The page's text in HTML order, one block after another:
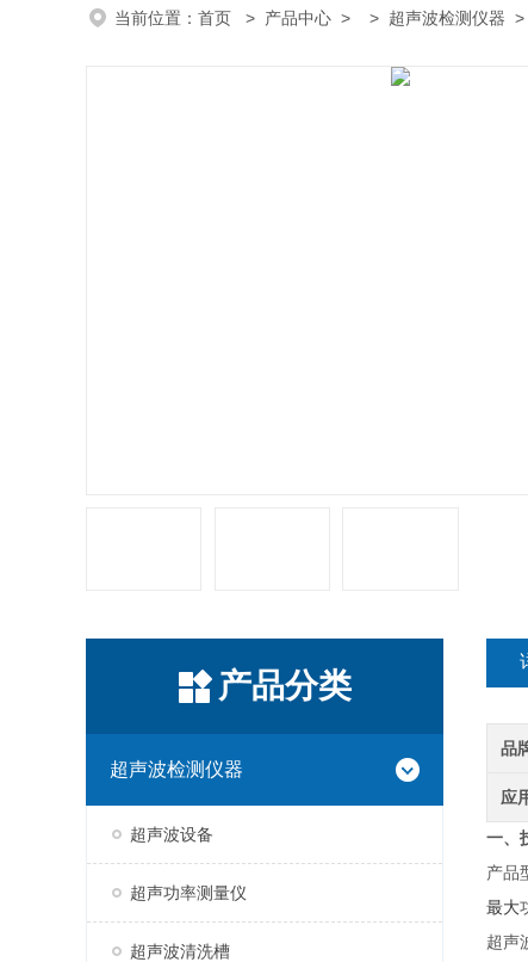
当前位置： 首页 > 产品中心 > > 超声波检测仪器 >
产品分类
超声波检测仪器
超声波设备
超声功率测量仪
超声波清洗槽
品
应
一、
产品
最大
超声